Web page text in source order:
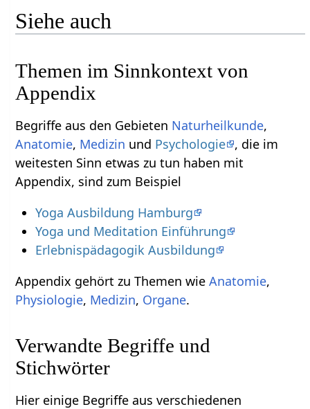
Siehe auch
Themen im Sinnkontext von
Appendix
Begriffe aus den Gebieten Naturheilkunde,
Anatomie, Medizin und Psychologie , die im
weitesten Sinn etwas zu tun haben mit
Appendix, sind zum Beispiel
Yoga Ausbildung Hamburg
Yoga und Meditation Einführung
Erlebnispädagogik Ausbildung
Appendix gehört zu Themen wieAnatomie,
Physiologie, Medizin, Organe.
Verwandte Begriffe und
Stichwörter
Hier einige Begriffe aus verschiedenen